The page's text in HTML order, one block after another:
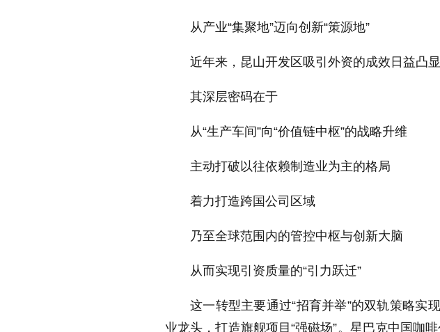
从产业“集聚地”迈向创新“策源地”
近年来，昆山开发区吸引外资的成效日益凸显
其深层密码在于
从“生产车间”向“价值链中枢”的战略升维
主动打破以往依赖制造业为主的格局
着力打造跨国公司区域
乃至全球范围内的管控中枢与创新大脑
从而实现引资质量的“引力跃迁”
这一转型主要通过“招育并举”的双轨策略实
业龙头，打造旗舰项目“强磁场”。星巴克中国咖